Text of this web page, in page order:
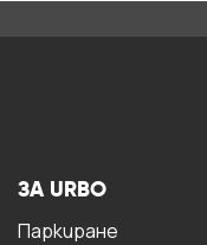
ЗА URBO
Паркиране